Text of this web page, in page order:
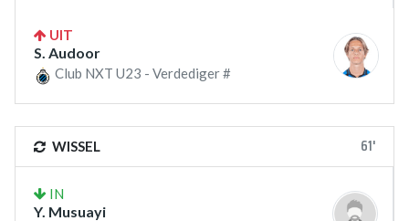
UIT
S. Audoor
Club NXT U23 - Verdediger #
WISSEL 61'
IN
Y. Musuayi